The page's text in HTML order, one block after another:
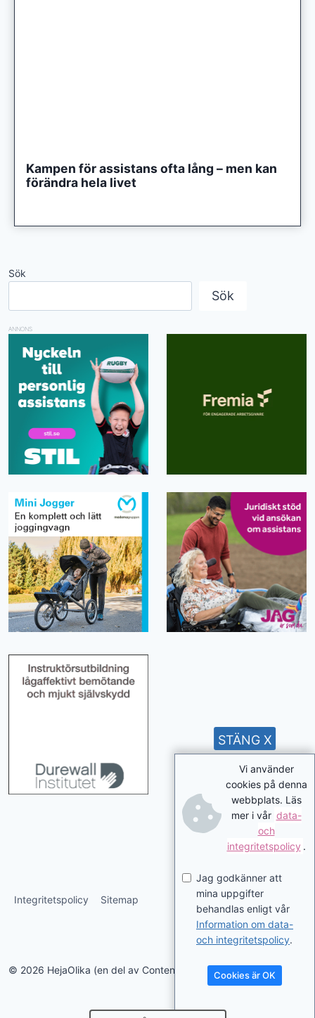
Kampen för assistans ofta lång – men kan
förändra hela livet
Sök
Sök
ANNONS
Integritetspolicy Sitemap
© 2026 HejaOlika (en del av Contentverkstan.se)
Vi använder
cookies på denna
webbplats. Läs
mer i vår data-
och
integritetspolicy .
Jag godkänner att
mina uppgifter
behandlas enligt vår
Information om data-
och integritetspolicy.
Cookies är OK
STÄNG X